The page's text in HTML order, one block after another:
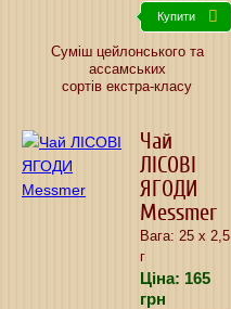
Купити
Суміш цейлонського та
ассамських
сортів екстра-класу
Чай
ЛІСОВІ
ЯГОДИ
Messmer
Вага: 25 х 2,5
г
Ціна: 165
грн